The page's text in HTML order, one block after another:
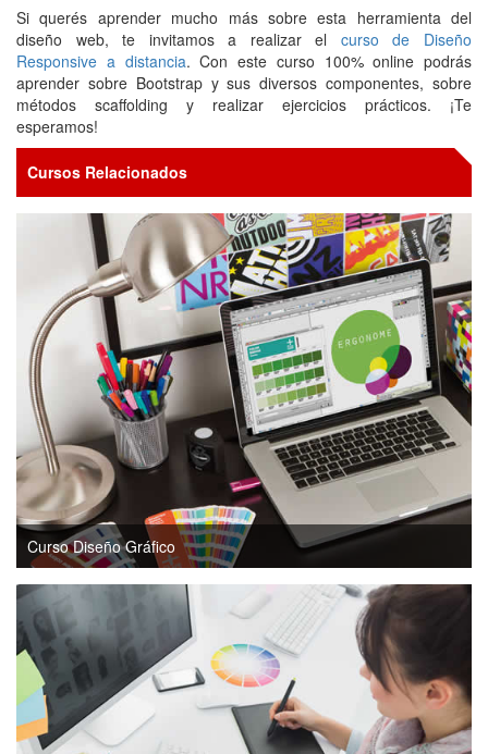
Si querés aprender mucho más sobre esta herramienta del
diseño web, te invitamos a realizar el curso de Diseño
Responsive a distancia. Con este curso 100% online podrás
aprender sobre Bootstrap y sus diversos componentes, sobre
métodos scaffolding y realizar ejercicios prácticos. ¡Te
esperamos!
Cursos Relacionados
Curso Diseño Gráfico